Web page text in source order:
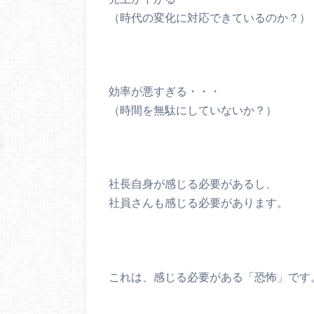
（時代の変化に対応できているのか？）
効率が悪すぎる・・・
（時間を無駄にしていないか？）
社長自身が感じる必要があるし、
社員さんも感じる必要があります。
これは、感じる必要がある「恐怖」です